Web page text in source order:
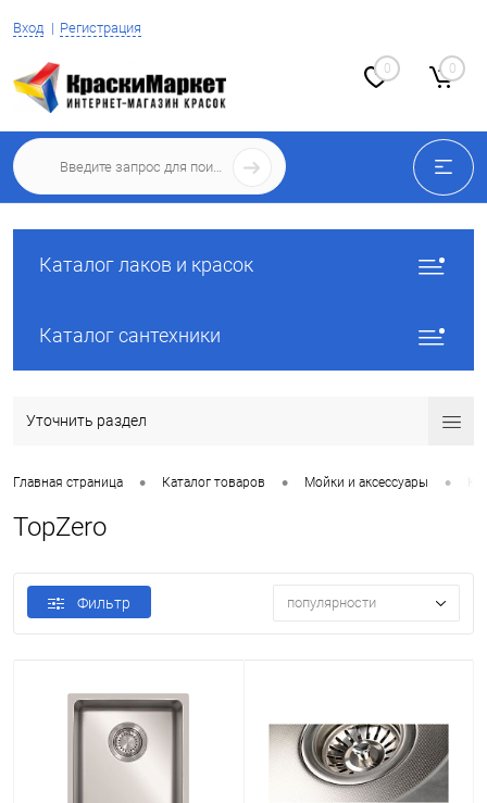
Вход Регистрация
0 0
Каталог лаков и красок
Каталог сантехники
Уточнить раздел
Главная страница • Каталог товаров • Мойки и аксессуары •
TopZero
Фильтр популярности